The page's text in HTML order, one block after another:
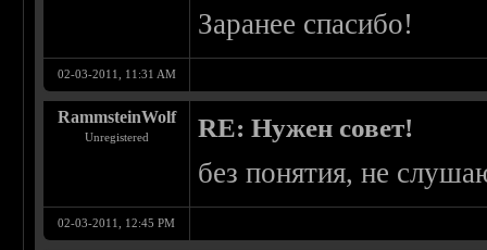
Заранее спасибо!
02-03-2011, 11:31 AM
RammsteinWolf
Unregistered RE: Нужен совет!
без понятия, не
02-03-2011, 12:45 PM